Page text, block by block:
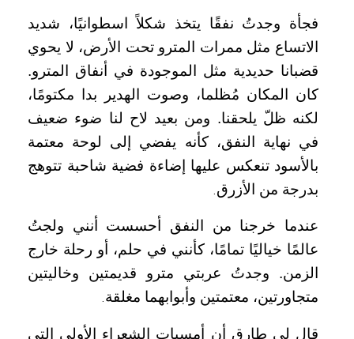
فجأة وجدتُ نفقًا يتخذ شكلاً اسطوانيًا، شديد
الاتساع مثل ممرات المترو تحت الأرض، لا يحوي
قضبانا حديدية مثل الموجودة في أنفاق المترو.
كان المكان مُظلما، وصوت الهدير بدا مكتومًا،
لكنه ظلّ يلحقنا. ومن بعيد لاح لنا ضوء ضعيف
في نهاية النفق، كأنه يفضي إلى لوحة معتمة
بالأسود تنعكس عليها إضاءة فضية شاحبة تتوهج
بدرجة من الأزرق.
عندما خرجنا من النفق أحسست أنني ولجتُ
عالمًا خياليًا تمامًا، كأنني في حلم، أو رحلة خارج
الزمن. وجدتُ عربتي مترو قديمتين وخاليتين
متجاورتين، معتمتين وأبوابهما مغلقة.
قال لي طارق أن أمسيات الشعراء الأولى التي